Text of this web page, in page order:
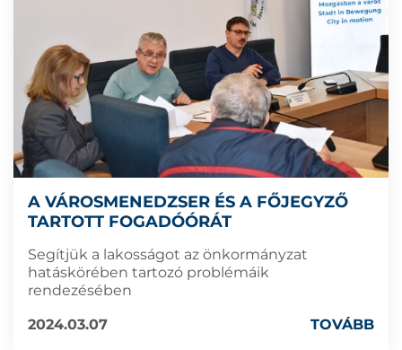
A VÁROSMENEDZSER ÉS A FŐJEGYZŐ
TARTOTT FOGADÓÓRÁT
Segítjük a lakosságot az önkormányzat
hatáskörében tartozó problémáik
rendezésében
2024.03.07
TOVÁBB